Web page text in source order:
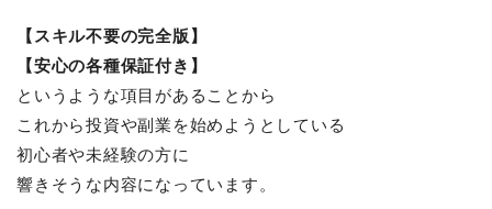
【スキル不要の完全版】
【安心の各種保証付き】
というような項目があることから
これから投資や副業を始めようとしている
初心者や未経験の方に
響きそうな内容になっています。